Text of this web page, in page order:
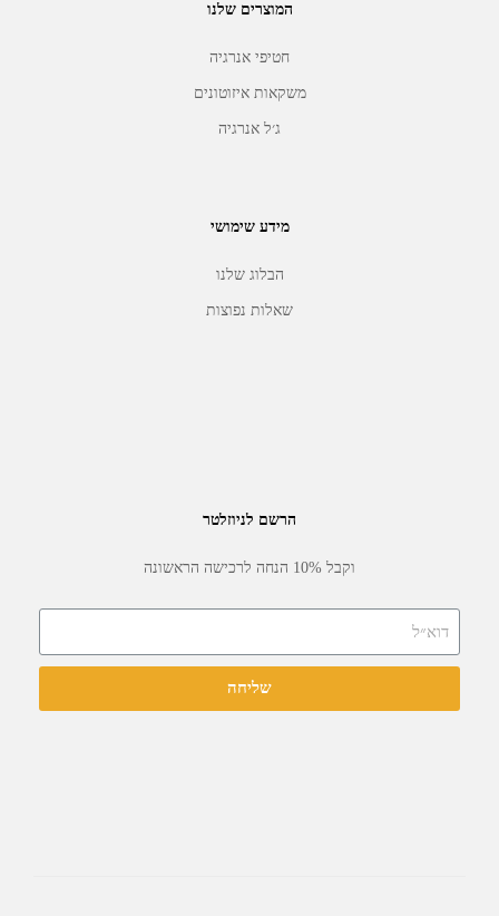
המוצרים שלנו
חטיפי אנרגיה
משקאות איזוטונים
ג׳ל אנרגיה
מידע שימושי
הבלוג שלנו
שאלות נפוצות
הרשם לניוזלטר
וקבל 10% הנחה לרכישה הראשונה
שליחה